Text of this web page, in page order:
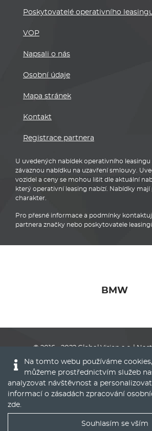
Poskytovatelé operativního
VOP
Napsali o nás
Osobní údaje
Mapa stránek
Kontakt
Registrace partnera
U uvedených nabídek operativního leasingu
závaznou nabídku na uzavření smlouvy.
vozidel a ceny se mohou lišit dle aktuální
který operativní leasing nabízí. Nabídky
charakter.
Pro přesné informace a podmínky
partnera značky nebo poskytovatele
BMW
© 2016 - 2022 Global Vision a.s. |
Runs onPublis CMS
Na tomto webu používáme
můžeme prostřednictvím služeb
analyzovat návštěvnost a
informací o zásadách zpracování
zde.
Souhlasím se vším